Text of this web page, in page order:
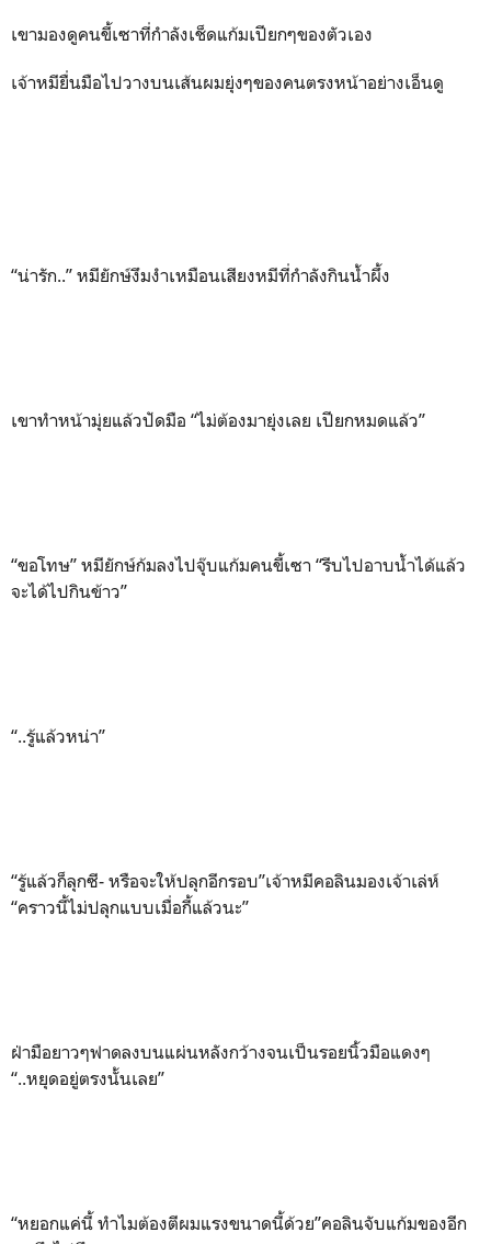
เขามองดูคนขี้เซาที่กำลังเช็ดแก้มเปียกๆของตัวเอง
เจ้าหมียื่นมือไปวางบนเส้นผมยุ่งๆของคนตรงหน้าอย่างเอ็นดู
“น่ารัก..” หมียักษ์งึมงำเหมือนเสียงหมีที่กำลังกินน้ำผึ้ง
เขาทำหน้ามุ่ยแล้วปัดมือ “ไม่ต้องมายุ่งเลย เปียกหมดแล้ว”
“ขอโทษ” หมียักษ์ก้มลงไปจุ๊บแก้มคนขี้เซา “รีบไปอาบน้ำได้แล้ว
จะได้ไปกินข้าว”
“..รู้แล้วหน่า”
“รู้แล้วก็ลุกซี- หรือจะให้ปลุกอีกรอบ”เจ้าหมีคอลินมองเจ้าเล่ห์
“คราวนี้ไม่ปลุกแบบเมื่อกี้แล้วนะ”
ฝ่ามือยาวๆฟาดลงบนแผ่นหลังกว้างจนเป็นรอยนิ้วมือแดงๆ
“..หยุดอยู่ตรงนั้นเลย”
“หยอกแค่นี้ ทำไมต้องตีผมแรงขนาดนี้ด้วย”คอลินจับแก้มของอีก